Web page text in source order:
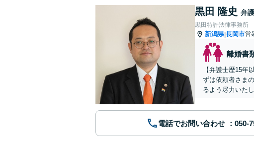
黒田 隆史 弁
黒田特許法律事務所
新潟県|長岡市営
離婚書
【弁護士歴15年
ずは依頼者さま
るよう尽力いたし
電話でお問い合わせ